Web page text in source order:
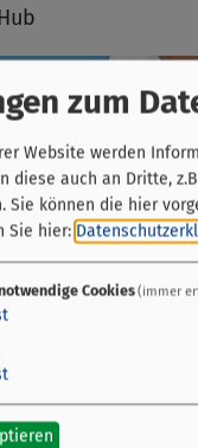
zum
Website werden
diese auch an Dritte,
Sie können die hier
Sie hier:
Cookies(immer